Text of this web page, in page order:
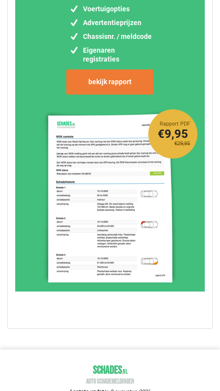
Voertuigopties
Advertentieprijzen
Chassisnr. / meldcode
Eigenaren
registraties
bekijk rapport
Rapport PDF
€29,95
€9,95
SCHADES.NL
AUTO SCHADEMELDINGEN